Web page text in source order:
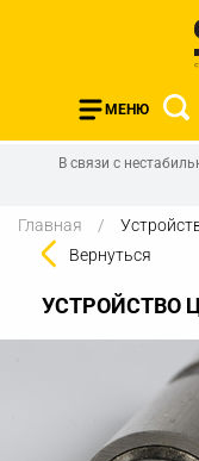
МЕНЮ
В связи с
Главная
Вернуться
УСТРОЙСТВО